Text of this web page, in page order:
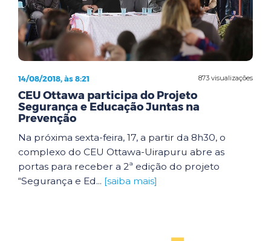
873 visualizações
14/08/2018, às 8:21
CEU Ottawa participa do Projeto
Segurança e Educação Juntas na
Prevenção
Na próxima sexta-feira, 17, a partir da 8h30, o
complexo do CEU Ottawa-Uirapuru abre as
portas para receber a 2ª edição do projeto
“Segurança e Ed... [saiba mais]